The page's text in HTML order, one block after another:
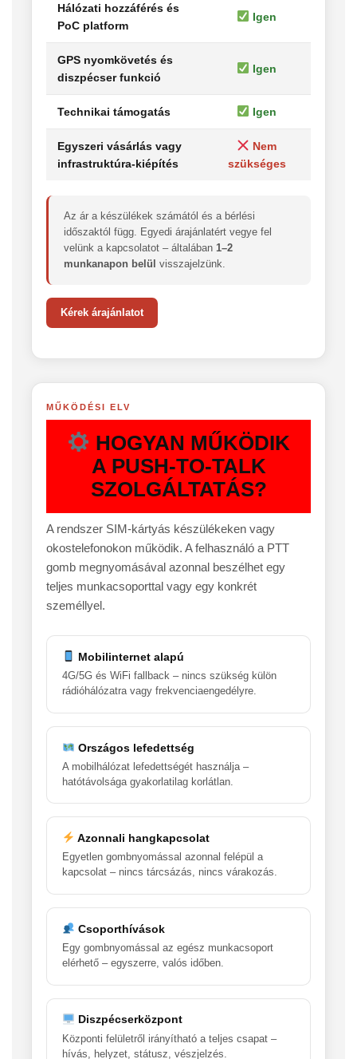
Hálózati hozzáférés és
PoC platform
Igen
GPS nyomkövetés és
diszpécser funkció
Igen
Technikai támogatás Igen
Egyszeri vásárlás vagy
infrastruktúra-kiépítés
Nem
szükséges
Az ár a készülékek számától és a bérlési
időszaktól függ. Egyedi árajánlatért vegye fel
velünk a kapcsolatot – általában 1–2
munkanapon belül visszajelzünk.
Kérek árajánlatot
MŰKÖDÉSI ELV
HOGYAN MŰKÖDIK
A PUSH-TO-TALK
SZOLGÁLTATÁS?
A rendszer SIM-kártyás készülékeken vagy
okostelefonokon működik. A felhasználó a PTT
gomb megnyomásával azonnal beszélhet egy
teljes munkacsoporttal vagy egy konkrét
személlyel.
Mobilinternet alapú
4G/5G és WiFi fallback – nincs szükség külön
rádióhálózatra vagy frekvenciaengedélyre.
Országos lefedettség
A mobilhálózat lefedettségét használja –
hatótávolsága gyakorlatilag korlátlan.
Azonnali hangkapcsolat
Egyetlen gombnyomással azonnal felépül a
kapcsolat – nincs tárcsázás, nincs várakozás.
Csoporthívások
Egy gombnyomással az egész munkacsoport
elérhető – egyszerre, valós időben.
Diszpécserközpont
Központi felületről irányítható a teljes csapat –
hívás, helyzet, státusz, vészjelzés.